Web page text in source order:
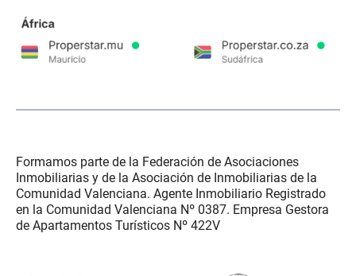
Formamos parte de la Federación de Asociaciones
Inmobiliarias y de la Asociación de Inmobiliarias de la
Comunidad Valenciana. Agente Inmobiliario Registrado
en la Comunidad Valenciana Nº 0387. Empresa Gestora
de Apartamentos Turísticos Nº 422V